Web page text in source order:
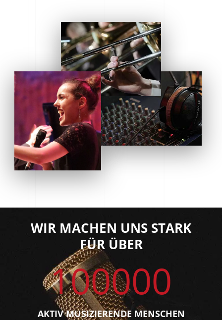
WIR MACHEN UNS STARK
FÜR ÜBER
100000
AKTIV MUSIZIERENDE MENSCHEN